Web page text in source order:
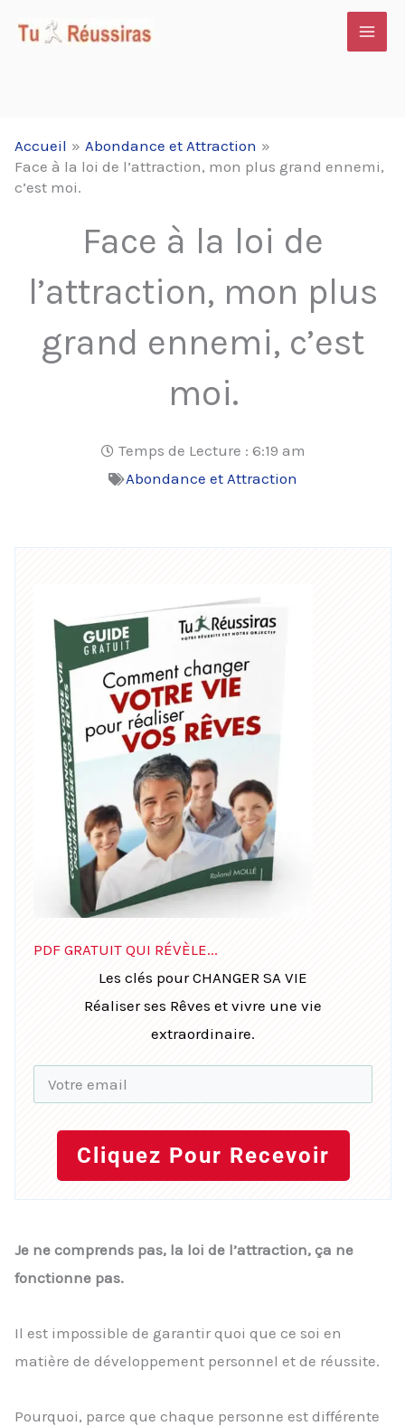
Accueil
Abondance et Attraction
Face à la loi de l’attraction, mon plus grand ennemi,
c’est moi.
Face à la loi de
l’attraction, mon plus
grand ennemi, c’est
moi.
Temps de Lecture : 6:19 am
Abondance et Attraction
PDF GRATUIT QUI RÉVÈLE...
Les clés pour CHANGER SA VIE
Réaliser ses Rêves et vivre une vie
extraordinaire.
Cliquez Pour Recevoir
Je ne comprends pas, la loi de l’attraction, ça ne
fonctionne pas.
Il est impossible de garantir quoi que ce soi en
matière de développement personnel et de réussite.
Pourquoi, parce que chaque personne est différente